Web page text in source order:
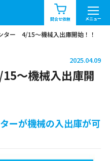
問合せ依頼 メニュー
お知らせ一覧
お問合せ
関東
ター 4/15～機械入出庫開始！！
2025.04.09
～機械入出庫開
ーが機械の入出庫が可